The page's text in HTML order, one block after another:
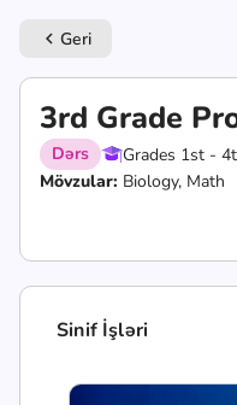
keyboard_arrow_left Geri
3rd Grade
Dərs Grades 1st -
Mövzular: Biology, Math
Sinif İşləri